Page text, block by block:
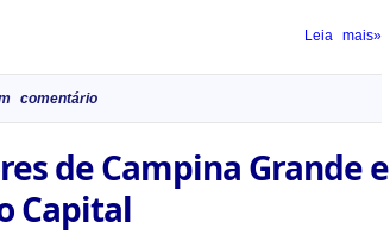
Leia mais»
comentário
de Campina Grande e
Capital